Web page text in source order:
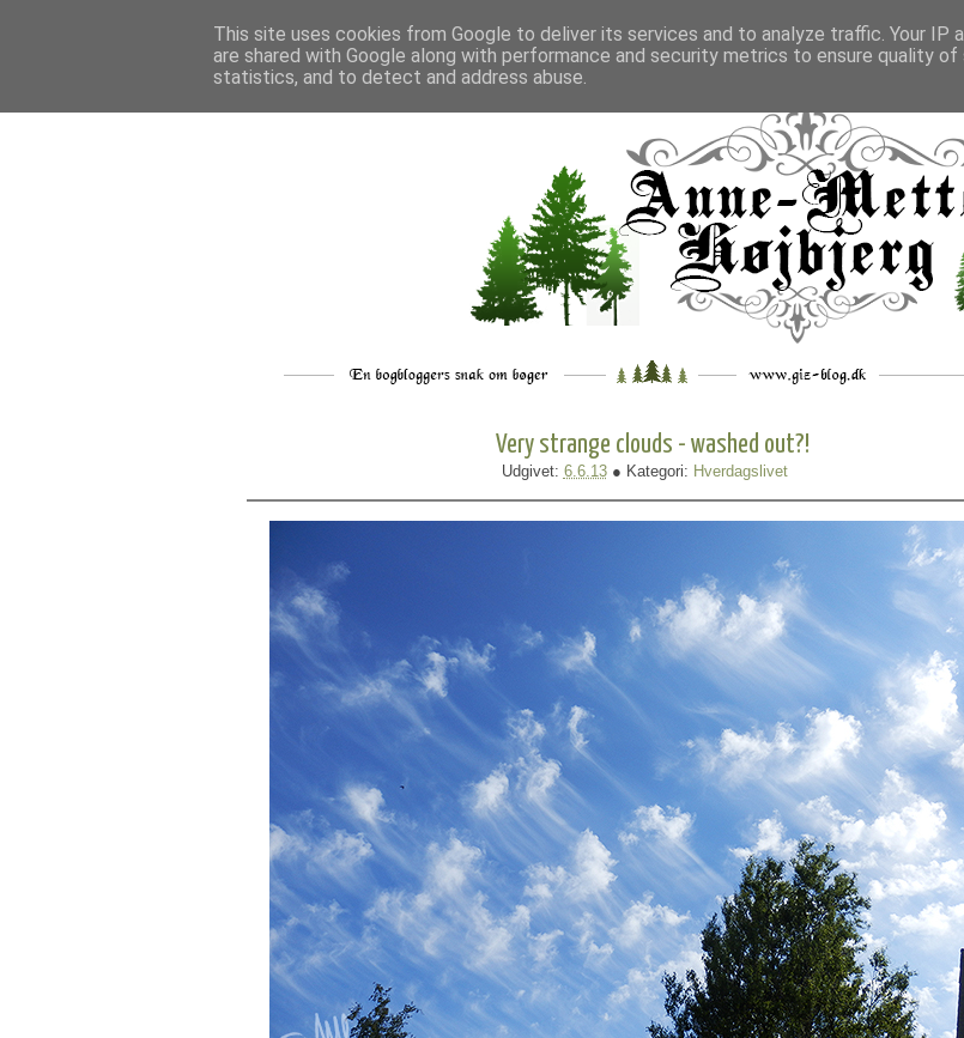
___ _. __ __ _ ___
Very strange clouds - washed out?!
Udgivet: 6.6.13 ● Kategori: Hverdagslivet
This site uses cookies from Google to deliver its services and to analyze traffic. Your IP
are shared with Google along with performance and security metrics to ensure quality of
statistics, and to detect and address abuse.